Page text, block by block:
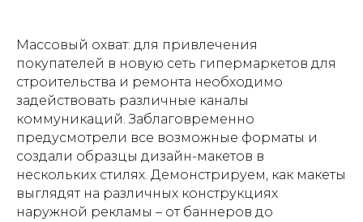
Массовый охват: для привлечения
покупателей в новую сеть гипермаркетов для
строительства и ремонта необходимо
задействовать различные каналы
коммуникаций. Заблаговременно
предусмотрели все возможные форматы и
создали образцы дизайн-макетов в
нескольких стилях. Демонстрируем, как макеты
выглядят на различных конструкциях
наружной рекламы – от баннеров до